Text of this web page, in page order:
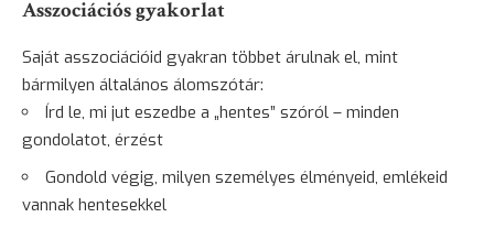
Asszociációs gyakorlat
Saját asszociációid gyakran többet árulnak el, mint
bármilyen általános álomszótár:
Írd le, mi jut eszedbe a „hentes” szóról – minden
gondolatot, érzést
Gondold végig, milyen személyes élményeid, emlékeid
vannak hentesekkel